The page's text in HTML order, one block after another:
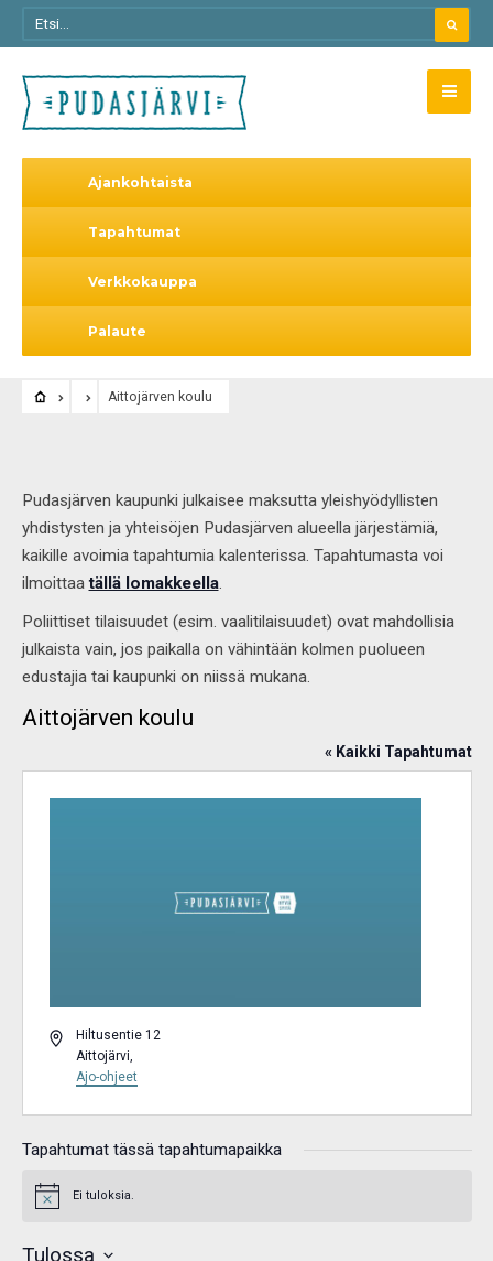
Ajankohtaista
Tapahtumat
Verkkokauppa
Palaute
Aittojärven koulu
Pudasjärven kaupunki julkaisee maksutta yleishyödyllisten
yhdistysten ja yhteisöjen Pudasjärven alueella järjestämiä,
kaikille avoimia tapahtumia kalenterissa. Tapahtumasta voi
ilmoittaatällä lomakkeella.
Poliittiset tilaisuudet (esim. vaalitilaisuudet) ovat mahdollisia
julkaista vain, jos paikalla on vähintään kolmen puolueen
edustajia tai kaupunki on niissä mukana.
Aittojärven koulu
« Kaikki Tapahtumat
OsoiteHiltusentie 12
Aittojärvi,
Ajo-ohjeet
Tapahtumat tässä tapahtumapaikka
Notice Ei tuloksia.
Tulossa